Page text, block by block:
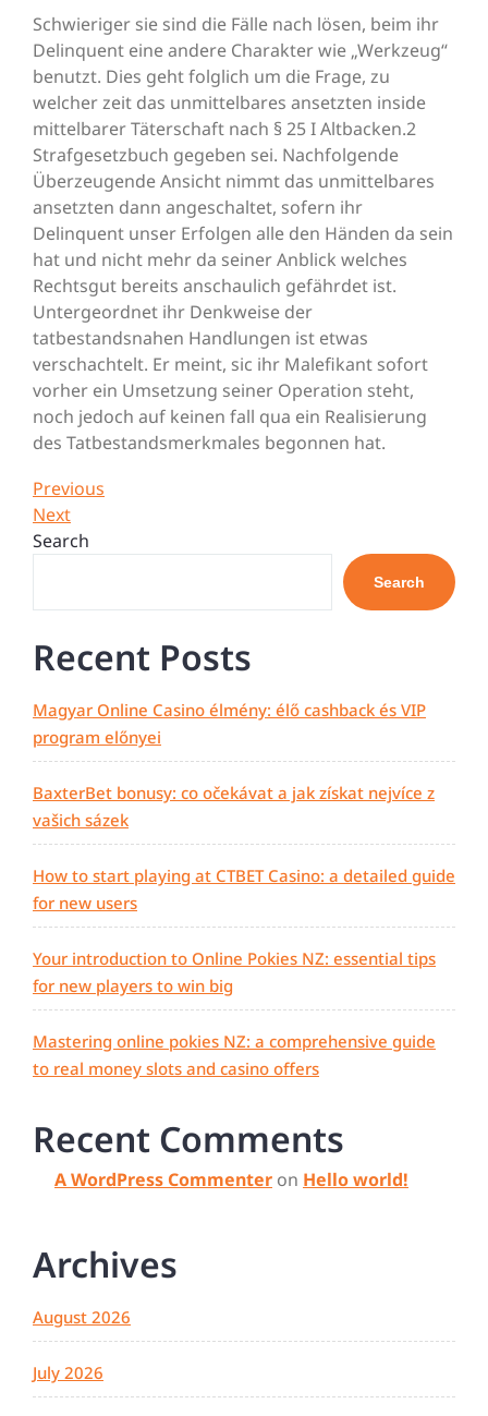
Schwieriger sie sind die Fälle nach lösen, beim ihr
Delinquent eine andere Charakter wie „Werkzeug“
benutzt. Dies geht folglich um die Frage, zu
welcher zeit das unmittelbares ansetzten inside
mittelbarer Täterschaft nach § 25 I Altbacken.2
Strafgesetzbuch gegeben sei. Nachfolgende
Überzeugende Ansicht nimmt das unmittelbares
ansetzten dann angeschaltet, sofern ihr
Delinquent unser Erfolgen alle den Händen da sein
hat und nicht mehr da seiner Anblick welches
Rechtsgut bereits anschaulich gefährdet ist.
Untergeordnet ihr Denkweise der
tatbestandsnahen Handlungen ist etwas
verschachtelt. Er meint, sic ihr Malefikant sofort
vorher ein Umsetzung seiner Operation steht,
noch jedoch auf keinen fall qua ein Realisierung
des Tatbestandsmerkmales begonnen hat.
Post
navigation
Previous
Post
Previous
Next
Post
Next
Search
Search
Recent Posts
Magyar Online Casino élmény: élő cashback és VIP
program előnyei
BaxterBet bonusy: co očekávat a jak získat nejvíce z
vašich sázek
How to start playing at CTBET Casino: a detailed guide
for new users
Your introduction to Online Pokies NZ: essential tips
for new players to win big
Mastering online pokies NZ: a comprehensive guide
to real money slots and casino offers
Recent Comments
A WordPress Commenter on Hello world!
Archives
August 2026
July 2026